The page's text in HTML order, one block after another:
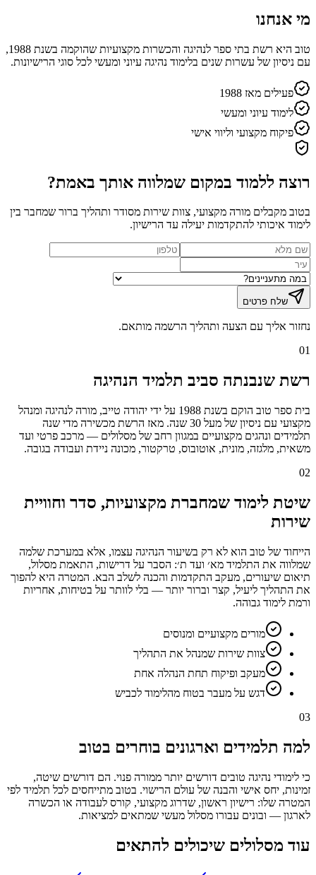
מי אנחנו
טוב היא רשת בתי ספר לנהיגה והכשרות מקצועיות שהוקמה בשנת 1988,
עם ניסיון של עשרות שנים בלימוד נהיגה עיוני ומעשי לכל סוגי הרישיונות.
פעילים מאז 1988
לימוד עיוני ומעשי
פיקוח מקצועי וליווי אישי
רוצה ללמוד במקום שמלווה אותך באמת?
בטוב מקבלים מורה מקצועי, צוות שירות מסודר ותהליך ברור שמחבר בין
לימוד איכותי להתקדמות יעילה עד הרישיון.
שלח פרטים
נחזור אליך עם הצעה ותהליך הרשמה מותאם.
01
רשת שנבנתה סביב תלמיד הנהיגה
בית ספר טוב הוקם בשנת 1988 על ידי יהודה טייב, מורה לנהיגה ומנהל
מקצועי עם ניסיון של מעל 30 שנה. מאז הרשת מכשירה מדי שנה
תלמידים ונהגים מקצועיים במגוון רחב של מסלולים — מרכב פרטי ועד
משאית, מלגזה, מונית, אוטובוס, טרקטור, מכונה ניידת ועבודה בגובה.
02
שיטת לימוד שמחברת מקצועיות, סדר וחוויית
שירות
הייחוד של טוב הוא לא רק בשיעור הנהיגה עצמו, אלא במערכת שלמה
שמלווה את התלמיד מא׳ ועד ת׳: הסבר על דרישות, התאמת מסלול,
תיאום שיעורים, מעקב התקדמות והכנה לשלב הבא. המטרה היא להפוך
את התהליך ליעיל, קצר וברור יותר — בלי לוותר על בטיחות, אחריות
ורמת לימוד גבוהה.
מורים מקצועיים ומנוסים
צוות שירות שמנהל את התהליך
מעקב ופיקוח תחת הנהלה אחת
דגש על מעבר בטוח מהלימוד לכביש
03
למה תלמידים וארגונים בוחרים בטוב
כי לימודי נהיגה טובים דורשים יותר ממורה פנוי. הם דורשים שיטה,
זמינות, יחס אישי והבנה של עולם הרישוי. בטוב מתייחסים לכל תלמיד לפי
המטרה שלו: רישיון ראשון, שדרוג מקצועי, קורס לעבודה או הכשרה
לארגון — ובונים עבורו מסלול מעשי שמתאים למציאות.
עוד מסלולים שיכולים להתאים